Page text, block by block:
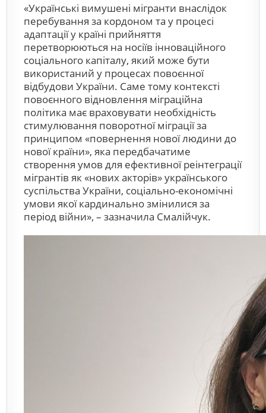
«Українські вимушені мігранти внаслідок
перебування за кордоном та у процесі
адаптації у країні прийняття
перетворюються на носіїв інноваційного
соціального капіталу, який може бути
використаний у процесах повоєнної
відбудови України. Саме тому контексті
повоєнного відновлення міграційна
політика має враховувати необхідність
стимулювання поворотної міграції за
принципом «повернення нової людини до
нової країни», яка передбачатиме
створення умов для ефективної реінтеграції
мігрантів як «нових акторів» українського
суспільства України, соціально-економічні
умови якої кардинально змінилися за
період війни», – зазначила Смалійчук.